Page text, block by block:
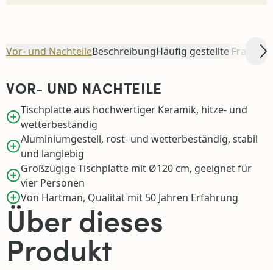
Beschreibung
Vor- und Nachteile Häufig gestellte Fragen
Über dieses
Produkt
VOR- UND NACHTEILE
Tischplatte aus hochwertiger Keramik, hitze- und
wetterbeständig
Aluminiumgestell, rost- und wetterbeständig, stabil
und langlebig
Großzügige Tischplatte mit Ø120 cm, geeignet für
vier Personen
Von Hartman, Qualität mit 50 Jahren Erfahrung